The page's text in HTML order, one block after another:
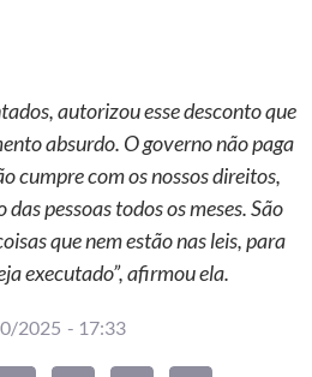
autorizou esse desconto que
absurdo. O governo não paga
cumpre com os nossos direitos,
pessoas todos os meses. São
que nem estão nas leis, para
executado”, afirmou ela.
2025 - 17:33